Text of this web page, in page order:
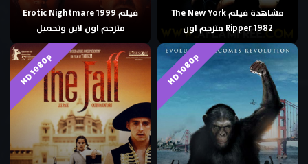
مشاهدة فيلم The New York
Ripper 1982 مترجم اون
فيلم Erotic Nightmare 1999
مترجم اون لاين وتحميل
HD 1080p
HD 1080p